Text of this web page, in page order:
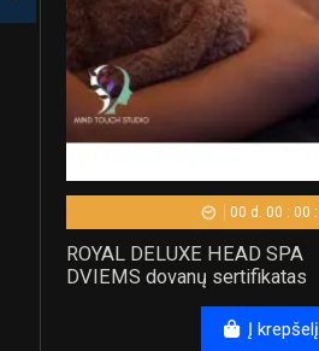
00 d. 00 : 00 :
ROYAL DELUXE HEAD SPA
DVIEMS dovanų sertifikatas
Į krepšelį